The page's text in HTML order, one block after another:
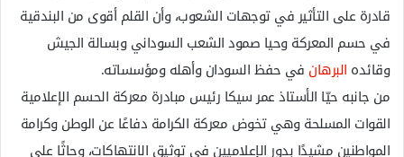
قادرة على التأثير في توجهات الشعوب، وأن القلم أقوى من البندقية
في حسم المعركة وحيا صمود الشعب السوداني وبسالة الجيش
وقائده البرهان في حفظ السودان وأهله ومؤسساته.
من جانبه حيّا الأستاذ عمر سيكا رئيس مبادرة معركة الحسم الإعلامية
القوات المسلحة وهي تخوض معركة الكرامة دفاعًا عن الوطن وكرامة
المواطنين مشيدًا بدور الإعلاميين في توثيق الانتهاكات، وحاثًا على